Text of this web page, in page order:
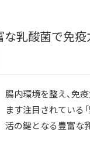
な乳酸菌で免
腸内環境を整え、免
ます注目されている
活の鍵となる豊富な